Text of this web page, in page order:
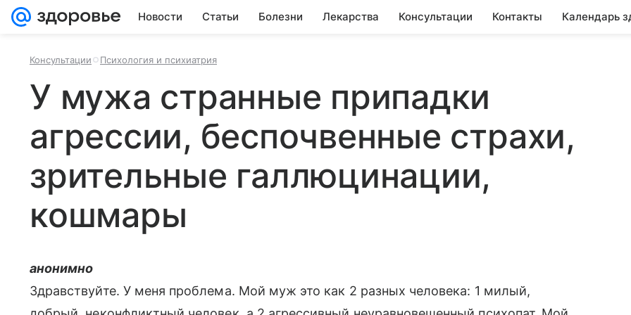
Новости Статьи Болезни Лекарства Консультации Контакты Календарь
Консультации Психология и психиатрия
У мужа странные припадки
агрессии, беспочвенные страхи,
зрительные галлюцинации,
кошмары
анонимно
Здравствуйте. У меня проблема. Мой муж это как 2 разных человека: 1 милый,